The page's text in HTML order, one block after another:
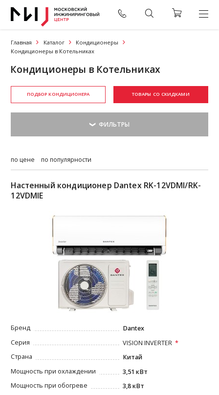
Главная Каталог
Кондиционеры
Кондиционеры в Котельниках
Кондиционеры в Котельниках
ПОДБОР КОНДИЦИОНЕРА ТОВАРЫ СО СКИДКАМИ
по цене по популярности
Настенный кондиционер Dantex RK-12VDMI/RK-
12VDMIE
Бренд
Dantex
Серия
VISION INVERTER
Страна
Китай
Мощность при охлаждении
3,51 кВт
Мощность при обогреве
3,8 кВт